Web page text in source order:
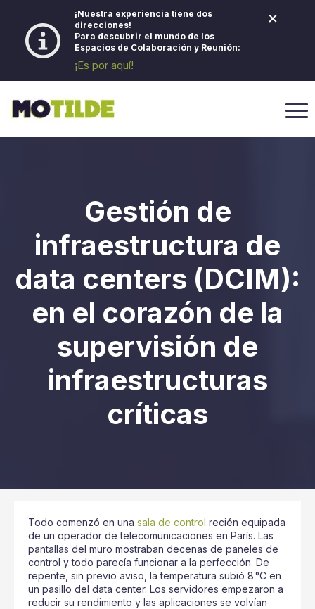
¡Nuestra experiencia tiene dos
direcciones!
Para descubrir el mundo de los
Espacios de Colaboración y Reunión:
¡Es por aquí!
×
Gestión de
infraestructura de
data centers (DCIM):
en el corazón de la
supervisión de
infraestructuras
críticas
Todo comenzó en una sala de control recién equipada
de un operador de telecomunicaciones en París. Las
pantallas del muro mostraban decenas de paneles de
control y todo parecía funcionar a la perfección. De
repente, sin previo aviso, la temperatura subió 8 °C en
un pasillo del data center. Los servidores empezaron a
reducir su rendimiento y las aplicaciones se volvían